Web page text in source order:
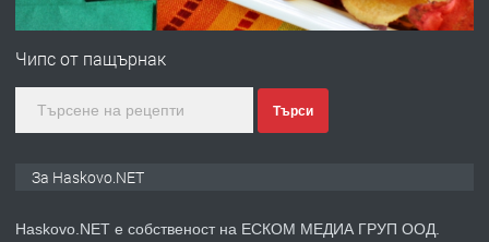
ПРЕДЛАГА
№4120 Магазин/Офис под наем в кв.
Чипс от пащърнак
Търси
За Haskovo.NET
Haskovo.NET е собственост на ЕСКОМ МЕДИА ГРУП ООД.